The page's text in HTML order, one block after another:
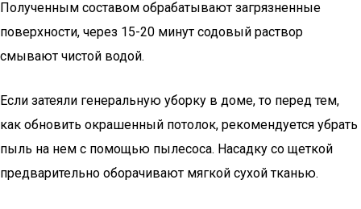
Полученным составом обрабатывают загрязненные
поверхности, через 15-20 минут содовый раствор
смывают чистой водой.
Если затеяли генеральную уборку в доме, то перед тем,
как обновить окрашенный потолок, рекомендуется убрать
пыль на нем с помощью пылесоса. Насадку со щеткой
предварительно оборачивают мягкой сухой тканью.